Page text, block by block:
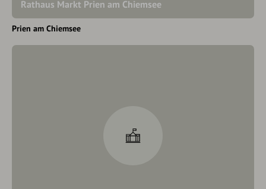
Rathaus Markt Prien am Chiemsee
Prien am Chiemsee